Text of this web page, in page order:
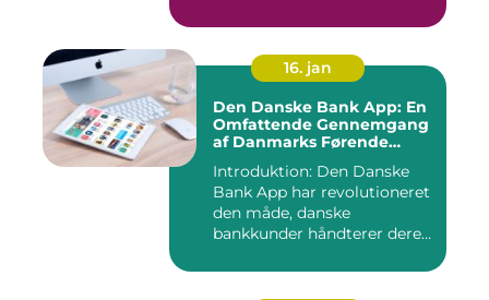
16. jan
Den Danske Bank App: En
Omfattende Gennemgang
af Danmarks Førende
Introduktion: Den Danske
Bank App har revolutioneret
den måde, danske
bankkunder håndterer deres